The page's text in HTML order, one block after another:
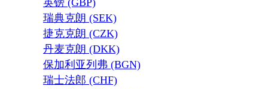
英镑 (GBP)
瑞典克朗 (SEK)
捷克克朗 (CZK)
丹麦克朗 (DKK)
保加利亚列弗 (BGN)
瑞士法郎 (CHF)